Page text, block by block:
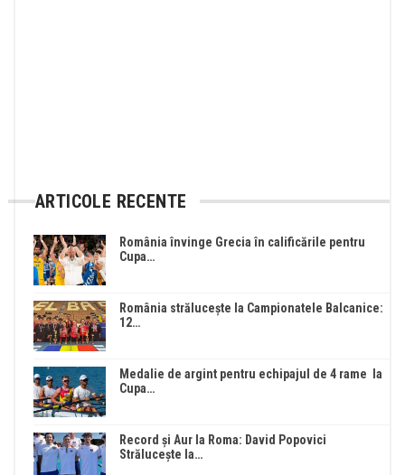
ARTICOLE RECENTE
România învinge Grecia în calificările pentru
Cupa…
România strălucește la Campionatele Balcanice:
12…
Medalie de argint pentru echipajul de 4 rame la
Cupa…
Record și Aur la Roma: David Popovici
Strălucește la…